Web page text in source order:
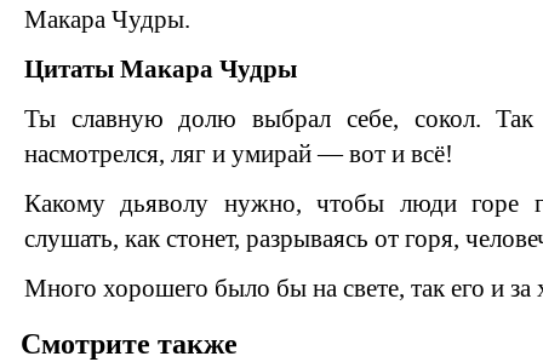
Макара Чудры.
Цитаты Макара Чудры
Ты славную долю выбрал себе, сокол.
насмотрелся, ляг и умирай — вот и всё!
Какому дьяволу нужно, чтобы люди горе
слушать, как стонет, разрываясь от горя,
Много хорошего было бы на свете, так его и
Смотрите также